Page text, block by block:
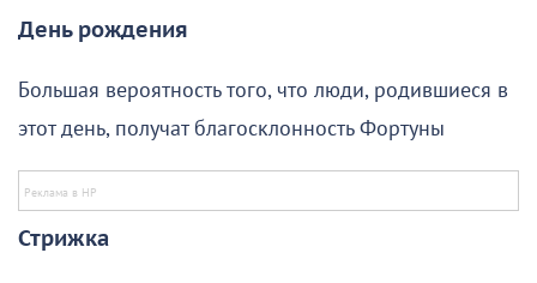
День рождения
Большая вероятность того, что люди, родившиеся в
этот день, получат благосклонность Фортуны
Стрижка